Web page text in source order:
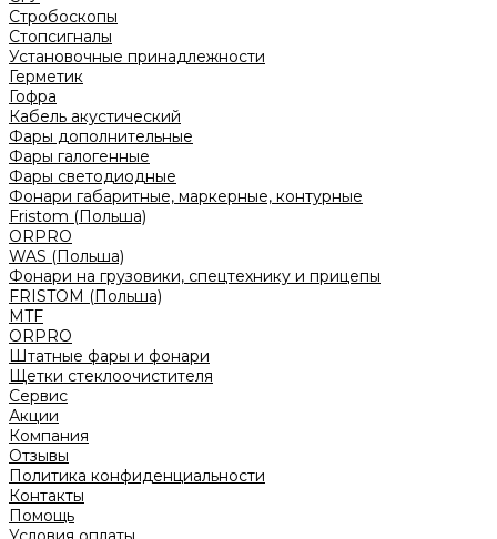
Стробоскопы
Стопсигналы
Установочные принадлежности
Герметик
Гофра
Кабель акустический
Фары дополнительные
Фары галогенные
Фары светодиодные
Фонари габаритные, маркерные, контурные
Fristom (Польша)
ORPRO
WAS (Польша)
Фонари на грузовики, спецтехнику и прицепы
FRISTOM (Польша)
MTF
ORPRO
Штатные фары и фонари
Щетки стеклоочистителя
Сервис
Акции
Компания
Отзывы
Политика конфиденциальности
Контакты
Помощь